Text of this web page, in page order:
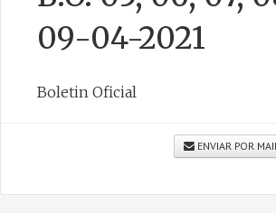
CONTACTO
09-04-2021
Boletin Oficial
ENVIAR POR MAIL